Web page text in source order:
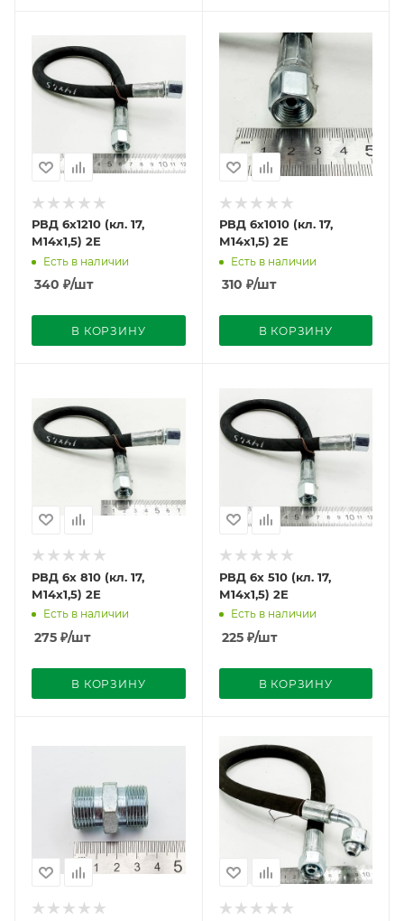
РВД 6х1210 (кл. 17,
М14х1,5) 2Е
Есть в наличии
340 ₽/шт
В КОРЗИНУ
РВД 6х1010 (кл. 17,
М14х1,5) 2Е
Есть в наличии
310 ₽/шт
В КОРЗИНУ
РВД 6х 810 (кл. 17,
М14х1,5) 2Е
Есть в наличии
275 ₽/шт
В КОРЗИНУ
РВД 6х 510 (кл. 17,
М14х1,5) 2Е
Есть в наличии
225₽/шт
В КОРЗИНУ